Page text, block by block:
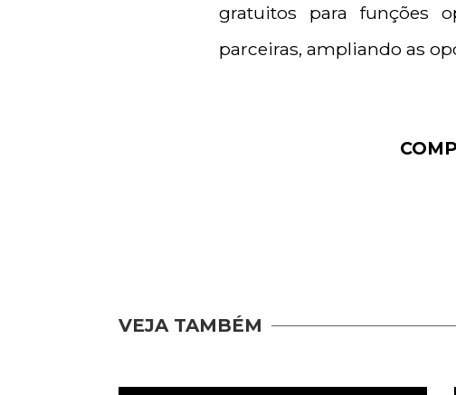
gratuitos para funções
parceiras, ampliando as
VEJA TAMBÉM